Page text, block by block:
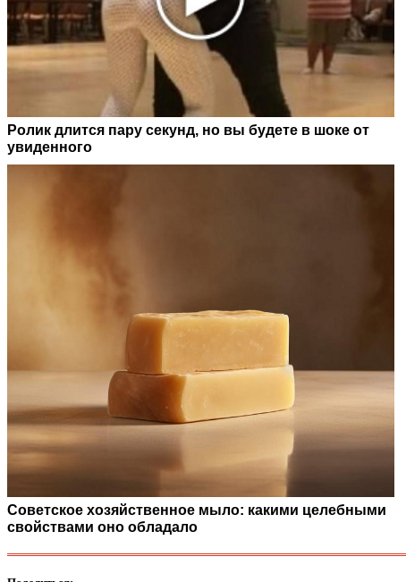
Ролик длится пару секунд, но вы будете в шоке от
увиденного
Советское хозяйственное мыло: какими целебными
свойствами оно обладало